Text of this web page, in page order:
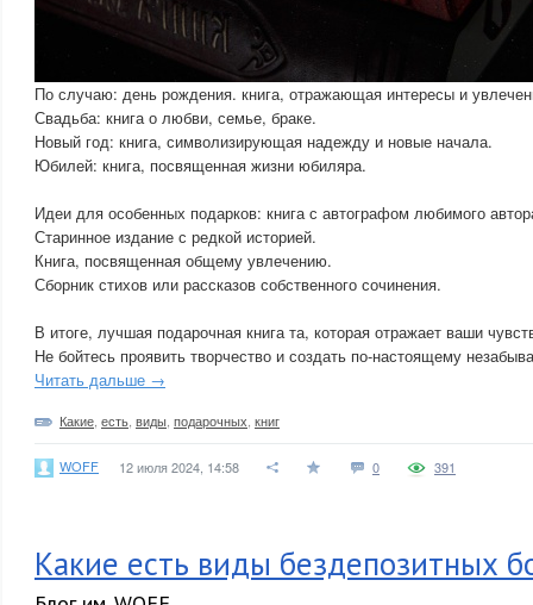
По случаю: день рождения. книга, отражающая интересы и
Свадьба: книга о любви, семье, браке.
Новый год: книга, символизирующая надежду и новые начала.
Юбилей: книга, посвященная жизни юбиляра.
Идеи для особенных подарков: книга с автографом любимого
Старинное издание с редкой историей.
Книга, посвященная общему увлечению.
Сборник стихов или рассказов собственного сочинения.
В итоге, лучшая подарочная книга та, которая отражает ваши
Не бойтесь проявить творчество и создать по-настоящему
Читать дальше →
Какие есть виды подарочных книг
WOFF 12 июля 2024, 14:58 0 391
Какие есть виды бездепозитных